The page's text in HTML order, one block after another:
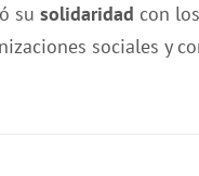
su solidaridad con los
sociales y